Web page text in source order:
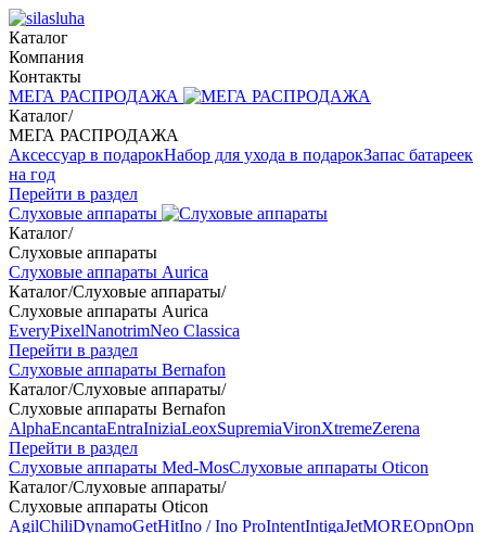
Каталог
Компания
Контакты
МЕГА РАСПРОДАЖА
Каталог/
МЕГА РАСПРОДАЖА
Аксессуар в подарокНабор для ухода в подарокЗапас батареек
на год
Перейти в раздел
Слуховые аппараты
Каталог/
Слуховые аппараты
Слуховые аппараты Aurica
Каталог/Слуховые аппараты/
Слуховые аппараты Aurica
EveryPixelNanotrimNeo Classica
Перейти в раздел
Слуховые аппараты Bernafon
Каталог/Слуховые аппараты/
Слуховые аппараты Bernafon
AlphaEncantaEntraIniziaLeoxSupremiaVironXtremeZerena
Перейти в раздел
Слуховые аппараты Med-MosСлуховые аппараты Oticon
Каталог/Слуховые аппараты/
Слуховые аппараты Oticon
AgilChiliDynamoGetHitIno / Ino ProIntentIntigaJetMOREOpnOpn